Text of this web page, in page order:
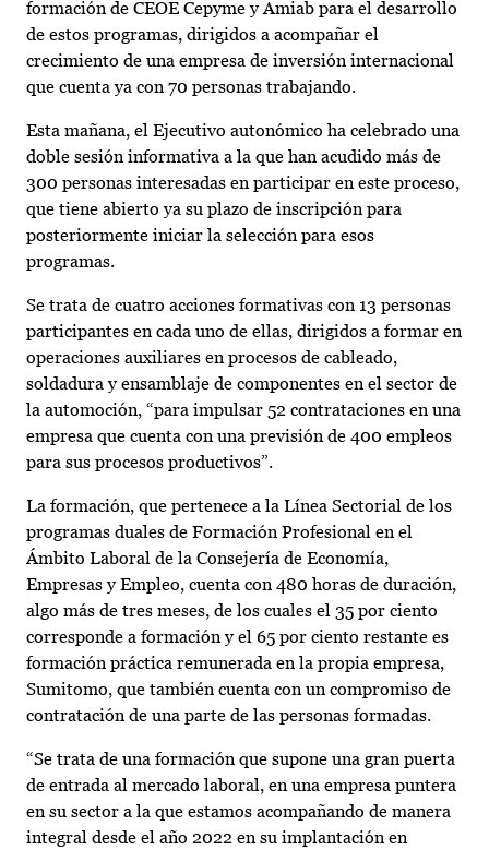
formación de CEOE Cepyme y Amiab para el desarrollo
de estos programas, dirigidos a acompañar el
crecimiento de una empresa de inversión internacional
que cuenta ya con 70 personas trabajando.
Esta mañana, el Ejecutivo autonómico ha celebrado una
doble sesión informativa a la que han acudido más de
300 personas interesadas en participar en este proceso,
que tiene abierto ya su plazo de inscripción para
posteriormente iniciar la selección para esos
programas.
Se trata de cuatro acciones formativas con 13 personas
participantes en cada uno de ellas, dirigidos a formar en
operaciones auxiliares en procesos de cableado,
soldadura y ensamblaje de componentes en el sector de
la automoción, “para impulsar 52 contrataciones en una
empresa que cuenta con una previsión de 400 empleos
para sus procesos productivos”.
La formación, que pertenece a la Línea Sectorial de los
programas duales de Formación Profesional en el
Ámbito Laboral de la Consejería de Economía,
Empresas y Empleo, cuenta con 480 horas de duración,
algo más de tres meses, de los cuales el 35 por ciento
corresponde a formación y el 65 por ciento restante es
formación práctica remunerada en la propia empresa,
Sumitomo, que también cuenta con un compromiso de
contratación de una parte de las personas formadas.
“Se trata de una formación que supone una gran puerta
de entrada al mercado laboral, en una empresa puntera
en su sector a la que estamos acompañando de manera
integral desde el año 2022 en su implantación en